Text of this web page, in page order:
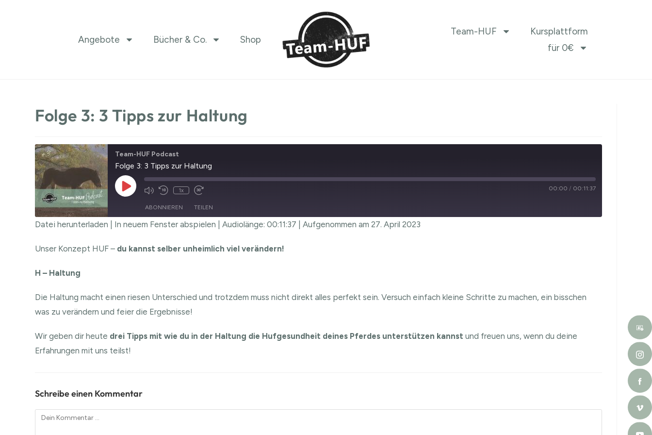
Angebote Bücher & Co. Shop
Team-HUF
Kursplattform
für 0€
Folge 3: 3 Tipps zur Haltung
Team-HUF Podcast
Folge 3: 3 Tipps zur Haltung
1x 00:00 / 00:11:37
ABONNIEREN TEILEN
RSS FEED
EMBED
Datei herunterladen In neuem Fenster abspielen Audiolänge: 00:11:37 Aufgenommen am 27. April 2023
Unser Konzept HUF – du kannst selber unheimlich viel verändern!
H – Haltung
Die Haltung macht einen riesen Unterschied und trotzdem muss nicht direkt alles perfekt sein. Versuch einfach kleine Schritte zu machen, ein bisschen
was zu verändern und feier die Ergebnisse!
Wir geben dir heute drei Tipps mit wie du in der Haltung die Hufgesundheit deines Pferdes unterstützen kannst und freuen uns, wenn du deine
Erfahrungen mit uns teilst!
Schreibe einen Kommentar